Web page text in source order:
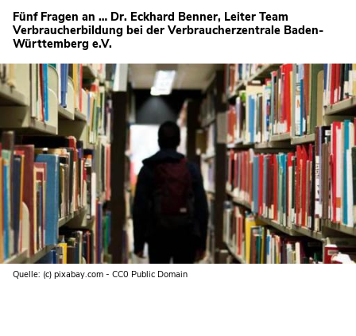
Fünf Fragen an … Dr. Eckhard Benner, Leiter Team
Verbraucherbildung bei der Verbraucherzentrale Baden-
Württemberg e.V.
Quelle: (c) pixabay.com - CC0 Public Domain